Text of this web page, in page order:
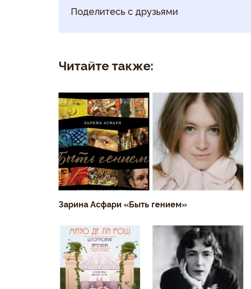
Поделитесь с друзьями
Читайте также:
Зарина Асфари «Быть гением»